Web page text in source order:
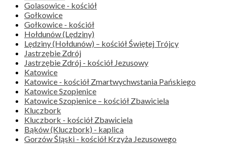
Golasowice - kościół
Gołkowice
Gołkowice - kościół
Hołdunów (Lędziny)
Lędziny (Hołdunów) – kościół Świętej Trójcy
Jastrzębie Zdrój
Jastrzębie Zdrój - kościół Jezusowy
Katowice
Katowice - kościół Zmartwychwstania Pańskiego
Katowice Szopienice
Katowice Szopienice – kościół Zbawiciela
Kluczbork
Kluczbork - kościół Zbawiciela
Bąków (Kluczbork) - kaplica
Gorzów Śląski - kościół Krzyża Jezusowego